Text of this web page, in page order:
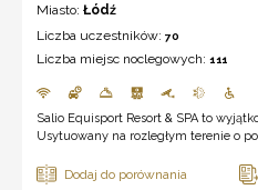
Miasto: Łódź
Liczba uczestników: 70
Liczba miejsc noclegowych: 111
Salio Equisport Resort & SPA to
Usytuowany na rozległym terenie o